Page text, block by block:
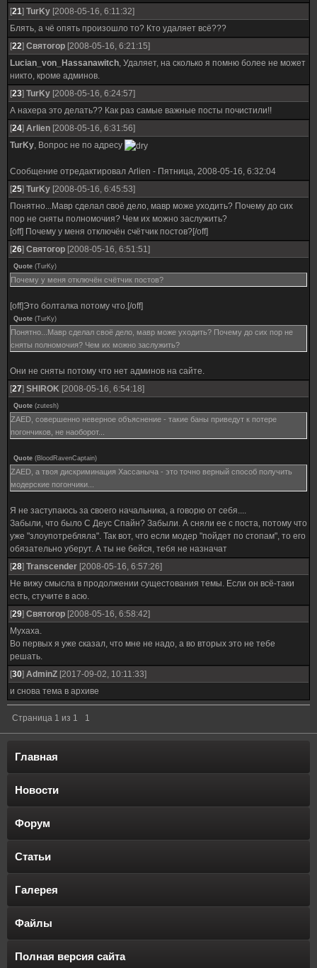
[21] TurKy [2008-05-16, 6:11:32]
Блять, а чё опять произошло то? Кто удаляет всё???
[22] Святогор [2008-05-16, 6:21:15]
Lucian_von_Hassanawitch, Удаляет, на сколько я помню более не может
никто, кроме админов.
[23] TurKy [2008-05-16, 6:24:57]
А нахера это делать?? Как раз самые важные посты почистили!!
[24] Arlien [2008-05-16, 6:31:56]
TurKy, Вопрос не по адресу
Сообщение отредактировал Arlien - Пятница, 2008-05-16, 6:32:04
[25] TurKy [2008-05-16, 6:45:53]
Понятно...Мавр сделал своё дело, мавр може уходить? Почему до сих
пор не сняты полномочия? Чем их можно заслужить?
[off] Почему у меня отключён счётчик постов?[/off]
[26] Святогор [2008-05-16, 6:51:51]
Quote (TurKy)
Почему у меня отключён счётчик постов?
[off]Это болталка потому что.[/off]
Quote (TurKy)
Понятно...Мавр сделал своё дело, мавр може уходить? Почему до сих пор не
сняты полномочия? Чем их можно заслужить?
Они не сняты потому что нет админов на сайте.
[27] SHIROK [2008-05-16, 6:54:18]
Quote (zutesh)
ZAED, совершенно неверное объяснение - такие баны приведут к потере
погончиков, не наоборот...
Quote (BloodRavenCaptain)
ZAED, а твоя дискриминация Хассаныча - это точно верный способ получить
модерские погончики...
Я не заступаюсь за своего начальника, а говорю от себя....
Забыли, что было С Деус Спайн? Забыли. А сняли ее с поста, потому что
уже "злоупотребляла". Так вот, что если модер "пойдет по стопам", то его
обязательно уберут. А ты не бейся, тебя не назначат
[28] Transcender [2008-05-16, 6:57:26]
Не вижу смысла в продолжении сущестования темы. Если он всё-таки
есть, стучите в асю.
[29] Святогор [2008-05-16, 6:58:42]
Мухаха.
Во первых я уже сказал, что мне не надо, а во вторых это не тебе
решать.
[30] AdminZ [2017-09-02, 10:11:33]
и снова тема в архиве
Страница 1 из 1 1
Главная
Новости
Форум
Статьи
Галерея
Файлы
Полная версия сайта